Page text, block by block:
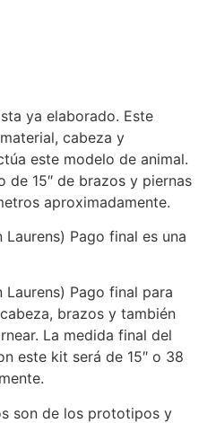
ya elaborado. Este
cabeza y
este modelo de animal.
de 15″ de brazos y piernas
aproximadamente.
Pago final es una
Laurens) Pago final para
brazos y también
La medida final del
este kit será de 15″ o 38
son de los prototipos y